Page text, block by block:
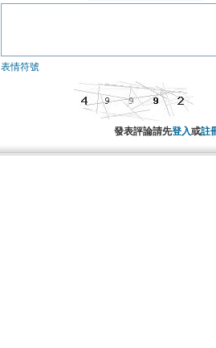
表情符號
發表評論請先登入或註